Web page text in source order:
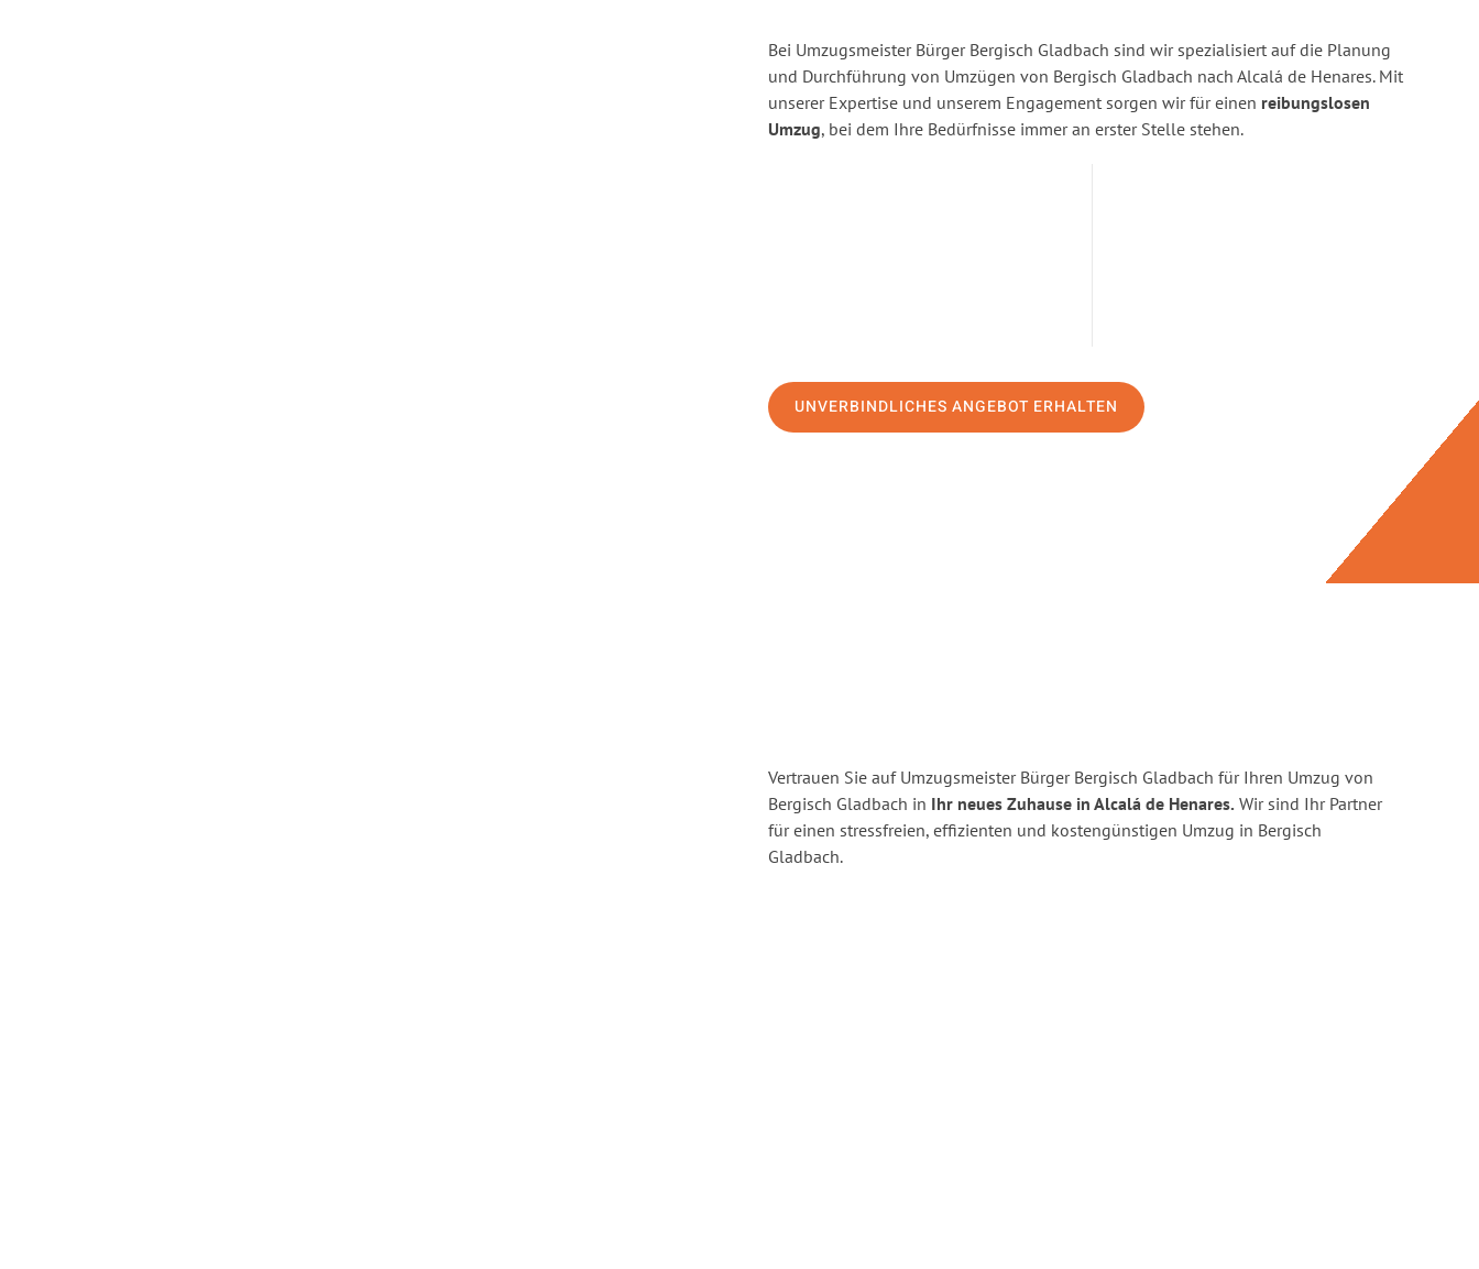
Bei Umzugsmeister Bürger Bergisch Gladbach sind wir spezialisiert auf die Planung
und Durchführung von Umzügen von Bergisch Gladbach nach Alcalá de Henares. Mit
unserer Expertise und unserem Engagement sorgen wir für einen reibungslosen
Umzug, bei dem Ihre Bedürfnisse immer an erster Stelle stehen.
UNVERBINDLICHES ANGEBOT ERHALTEN
Vertrauen Sie auf Umzugsmeister Bürger Bergisch Gladbach für Ihren Umzug von
Bergisch Gladbach in Ihr neues Zuhause in Alcalá de Henares. Wir sind Ihr Partner
für einen stressfreien, effizienten und kostengünstigen Umzug in Bergisch
Gladbach.